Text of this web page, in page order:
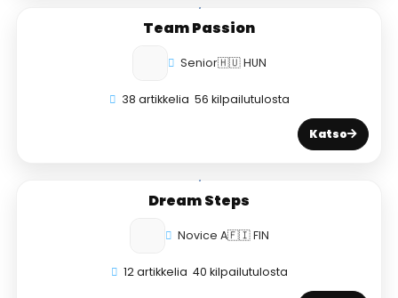
Team Passion
Senior🇭🇺 HUN
38 artikkelia 56 kilpailutulosta
Katso
Dream Steps
Novice A🇫🇮 FIN
12 artikkelia 40 kilpailutulosta